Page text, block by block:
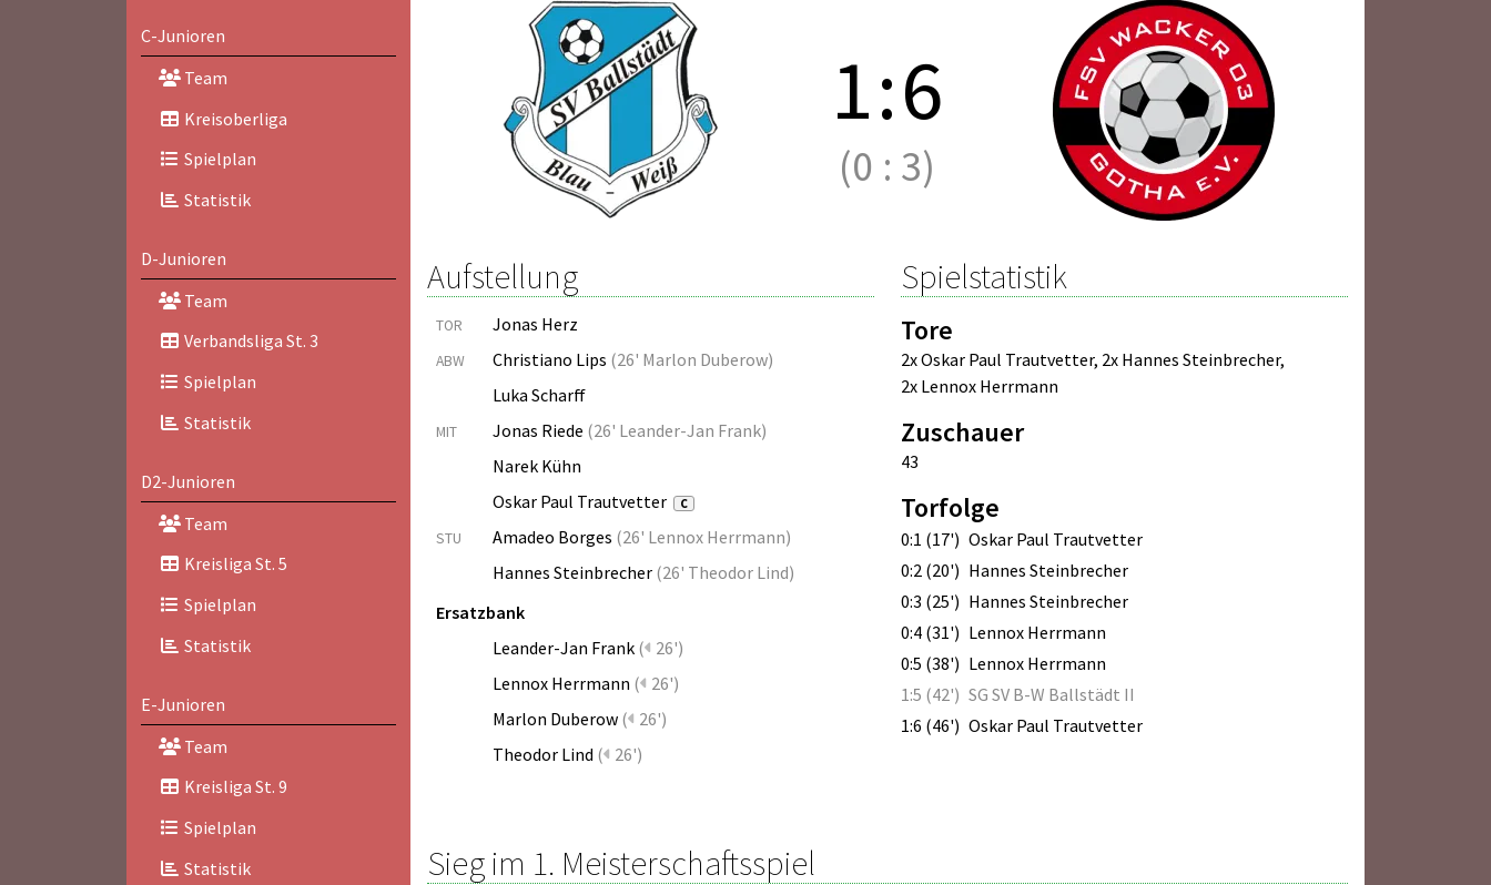
C-Junioren
Team
Kreisoberliga
Spielplan
Statistik
D-Junioren
Team
Verbandsliga St. 3
Spielplan
Statistik
D2-Junioren
Team
Kreisliga St. 5
Spielplan
Statistik
E-Junioren
Team
Kreisliga St. 9
Spielplan
Statistik
1:6
(0 : 3)
Aufstellung
TOR Jonas Herz
ABW Christiano Lips (26' Marlon Duberow)
Luka Scharff
MIT Jonas Riede (26' Leander-Jan Frank)
Narek Kühn
Oskar Paul Trautvetter
C
STU Amadeo Borges (26' Lennox Herrmann)
Hannes Steinbrecher (26' Theodor Lind)
Ersatzbank
Leander-Jan Frank ( 26')
Lennox Herrmann ( 26')
Marlon Duberow ( 26')
Theodor Lind ( 26')
Spielstatistik
Tore
2x Oskar Paul Trautvetter, 2x Hannes Steinbrecher,
2x Lennox Herrmann
Zuschauer
43
Torfolge
0:1 (17') Oskar Paul Trautvetter
0:2 (20') Hannes Steinbrecher
0:3 (25') Hannes Steinbrecher
0:4 (31') Lennox Herrmann
0:5 (38') Lennox Herrmann
1:5 (42') SG SV B-W Ballstädt II
1:6 (46') Oskar Paul Trautvetter
Sieg im 1. Meisterschaftsspiel